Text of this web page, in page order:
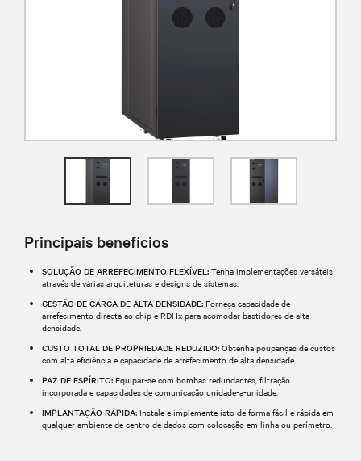
Principais benefícios
SOLUÇÃO DE ARREFECIMENTO FLEXÍVEL: Tenha implementações versáteis
através de várias arquiteturas e designs de sistemas.
GESTÃO DE CARGA DE ALTA DENSIDADE: Forneça capacidade de
arrefecimento directa ao chip e RDHx para acomodar bastidores de alta
densidade.
CUSTO TOTAL DE PROPRIEDADE REDUZIDO: Obtenha poupanças de custos
com alta eficiência e capacidade de arrefecimento de alta densidade.
PAZ DE ESPÍRITO: Equipar-se com bombas redundantes, filtração
incorporada e capacidades de comunicação unidade-a-unidade.
IMPLANTAÇÃO RÁPIDA: Instale e implemente isto de forma fácil e rápida em
qualquer ambiente de centro de dados com colocação em linha ou perímetro.